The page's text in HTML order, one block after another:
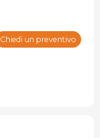
Chiedi un preventivo